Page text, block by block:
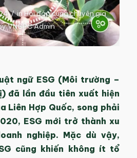
/ inHỏi đáp cùng chuyên gia
VNCPC Admin
ngữ ESG (Môi trường –
đã lần đầu tiên xuất hiện
Liên Hợp Quốc, song phải
ESG mới trở thành xu
nghiệp. Mặc dù vậy,
cũng khiến không ít tổ